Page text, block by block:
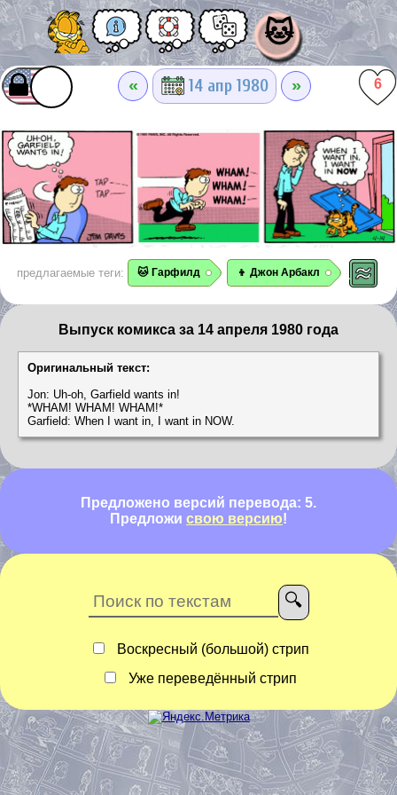
🐱
« 14 апр 1980 » 6
предлагаемые теги: 🐱 Гарфилд 👦 Джон Арбакл
Выпуск комикса за 14 апреля 1980 года
Оригинальный текст:
Jon: Uh-oh, Garfield wants in!
*WHAM! WHAM! WHAM!*
Garfield: When I want in, I want in NOW.
Предложено версий перевода: 5.
Предложи свою версию!
Воскресный (большой) стрип
Уже переведённый стрип